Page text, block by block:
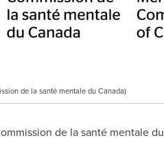
de la santé mentale du Canada)
de la santé mentale du